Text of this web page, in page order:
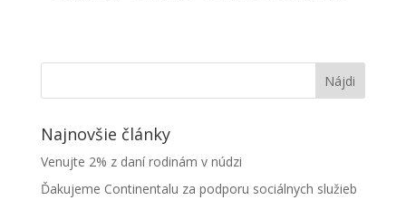
Najnovšie články
Venujte 2% z daní rodinám v núdzi
Ďakujeme Continentalu za podporu sociálnych služieb